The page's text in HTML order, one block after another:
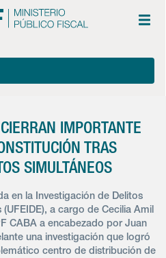
IMPORTANTE
TRAS
SIMULTÁNEOS
en la Investigación de Delitos
a cargo de Cecilia Amil
CABA a encabezado por Juan
una investigación que logró
centro de distribución de